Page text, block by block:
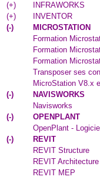
(+)
INFRAWORKS
(+)
INVENTOR
(-)
MICROSTATION
Formation
Formation
Formation
Transposer ses
MicroStation V8.x
(-)
NAVISWORKS
Navisworks
(-)
OPENPLANT
OpenPlant -
(-)
REVIT
REVIT Structure
REVIT Architecture
REVIT MEP